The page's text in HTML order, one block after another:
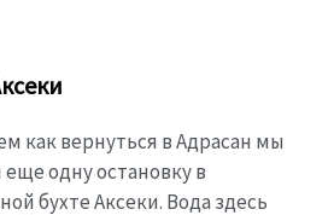
как вернуться в Адрасан мы
одну остановку в
бухте Аксеки. Вода здесь